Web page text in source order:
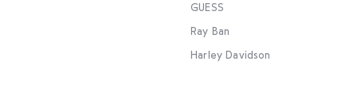
GUESS
Ray Ban
Harley Davidson